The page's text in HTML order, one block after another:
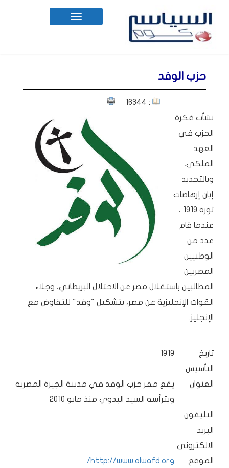
Toggle
navigation
حزب الوفد
: 16344
نشأت فكرة
الحزب في
العهد
الملكي،
وبالتحديد
إبان إرهاصات
ثورة 1919 ،
عندما قام
عدد من
الوطنيين
المصريين
المطالبين باستقلال مصر عن الاحتلال البريطاني، وجلاء
القوات الإنجليزية عن مصر، بتشكيل "وفد" للتفاوض مع
الإنجليز.
تاريخ
التأسيس
1919
العنوان
يقع مقر حزب الوفد في مدينة الجيزة المصرية
ويترأسه السيد البدوي منذ مايو 2010
التليفون
البريد
الالكترونى
الموقع
http://www.alwafd.org/